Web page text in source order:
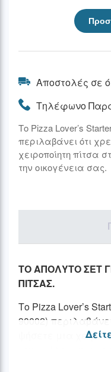
Αποστολές σε
Τηλέφωνο
Το Pizza Lover’s
περιλαβάνει ότι
χειροποίητη πίτσα
την οικογένεια σας.
ΤΟ ΑΠΟΛΥΤΟ ΣΕΤ
ΠΙΤΣΑΣ.
Το Pizza Lover’s
90002)
ψήσετε μια